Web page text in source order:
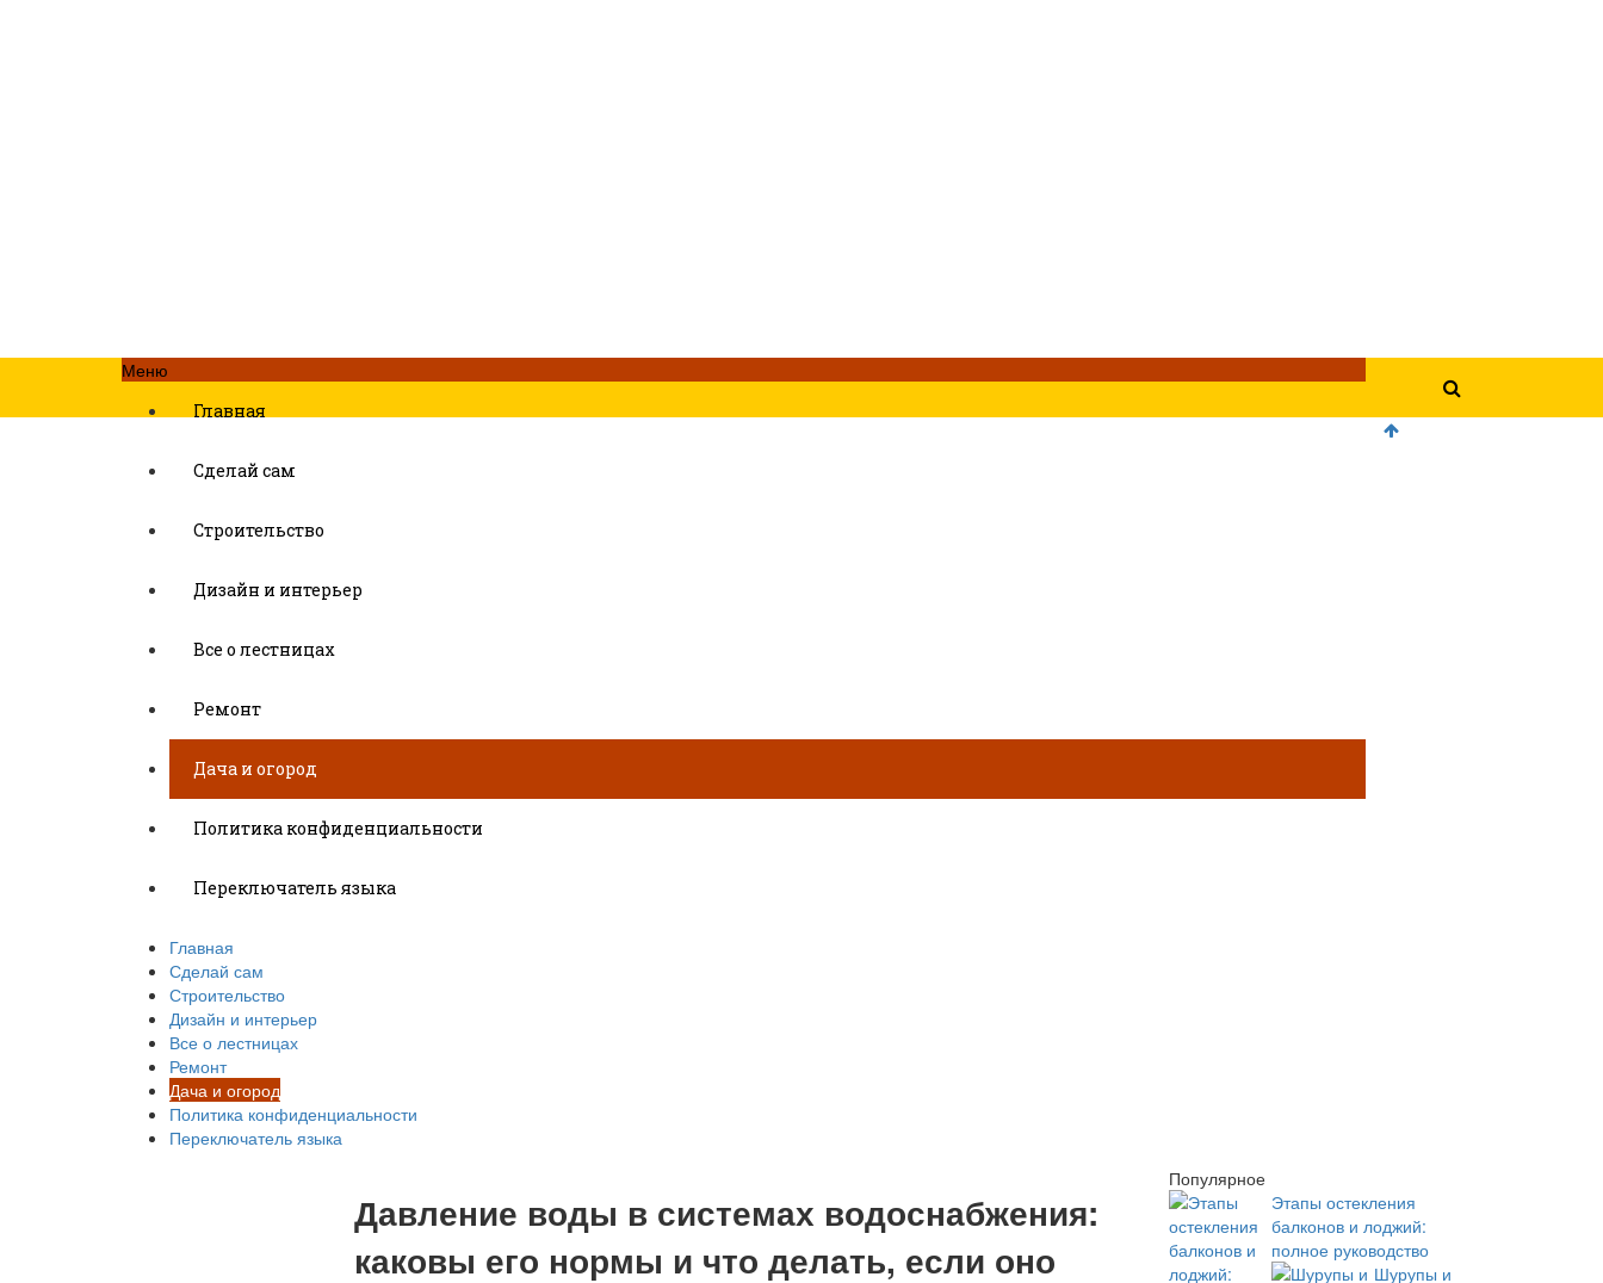
Меню
Главная
Сделай сам
Строительство
Дизайн и интерьер
Все о лестницах
Ремонт
Дача и огород
Политика конфиденциальности
Переключатель языка
Главная
Сделай сам
Строительство
Дизайн и интерьер
Все о лестницах
Ремонт
Дача и огород
Политика конфиденциальности
Переключатель языка
Давление воды в системах водоснабжения:
каковы его нормы и что делать, если оно
Популярное
Этапы остекления
балконов и лоджий:
полное руководство
Шурупы и